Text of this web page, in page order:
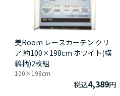
美Room レースカーテン クリ
ア 約100×198cm ホワイト(横
縞柄)2枚組
100×198cm
税込4,389円